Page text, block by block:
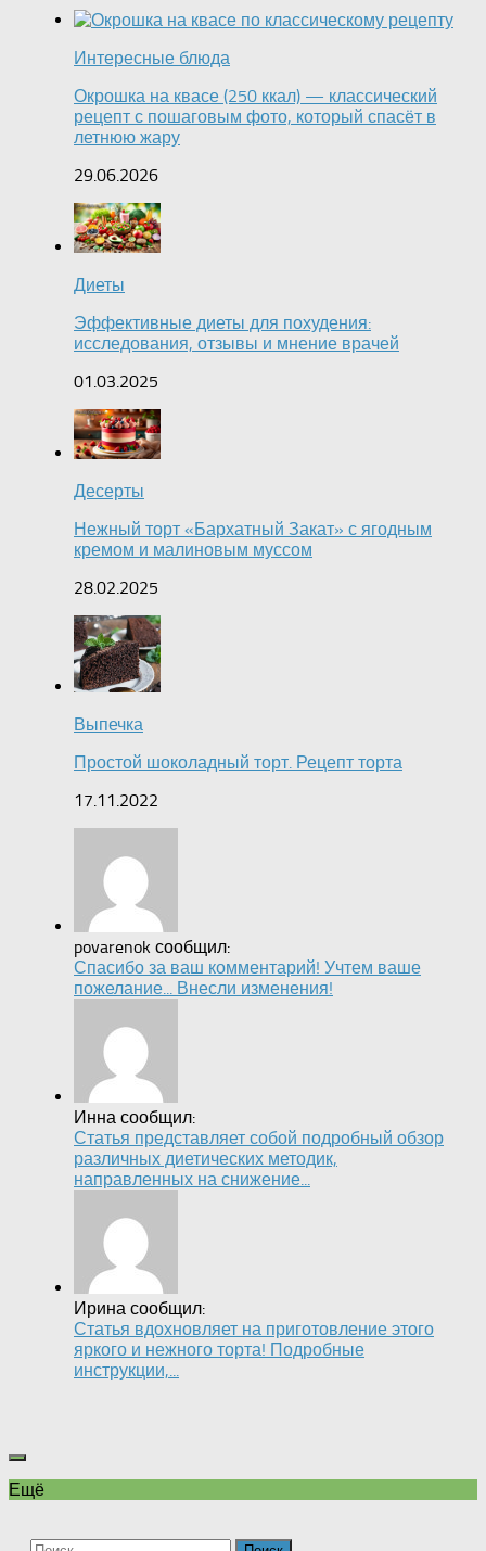
Интересные блюда
Окрошка на квасе (250 ккал) — классический
рецепт с пошаговым фото, который спасёт в
летнюю жару
29.06.2026
Диеты
Эффективные диеты для похудения:
исследования, отзывы и мнение врачей
01.03.2025
Десерты
Нежный торт «Бархатный Закат» с ягодным
кремом и малиновым муссом
28.02.2025
Выпечка
Простой шоколадный торт. Рецепт торта
17.11.2022
povarenok сообщил:
Спасибо за ваш комментарий! Учтем ваше
пожелание... Внесли изменения!
Инна сообщил:
Статья представляет собой подробный обзор
различных диетических методик,
направленных на снижение...
Ирина сообщил:
Статья вдохновляет на приготовление этого
яркого и нежного торта! Подробные
инструкции,...
Ещё